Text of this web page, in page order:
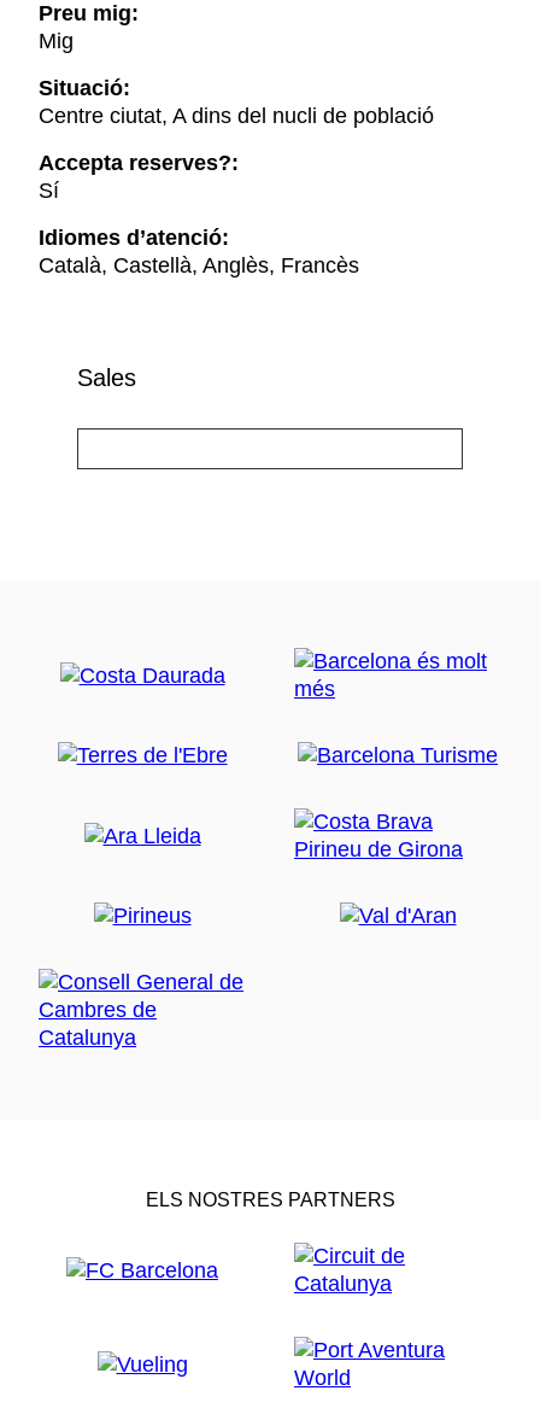
Preu mig:
Mig
Situació:
Centre ciutat, A dins del nucli de població
Accepta reserves?:
Sí
Idiomes d’atenció:
Català, Castellà, Anglès, Francès
Sales
ELS NOSTRES PARTNERS